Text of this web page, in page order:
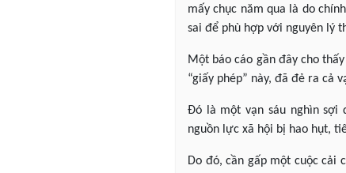
mấy chục năm qua là do
sai để phù hợp với nguyên lý
Một báo cáo gần đây cho
“giấy phép” này, đã đẻ ra cả
Đó là một vạn sáu nghìn sợi
nguồn lực xã hội bị hao hụt,
Do đó, cần gấp một cuộc cải